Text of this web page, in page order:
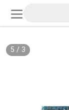
3
/
5